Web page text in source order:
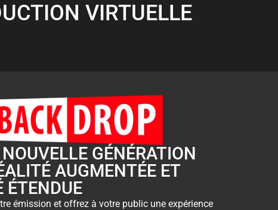
VIRTUELLE
GÉNÉRATION
AUGMENTÉE ET
ÉTENDUE
émission et offrez à votre public une expérience